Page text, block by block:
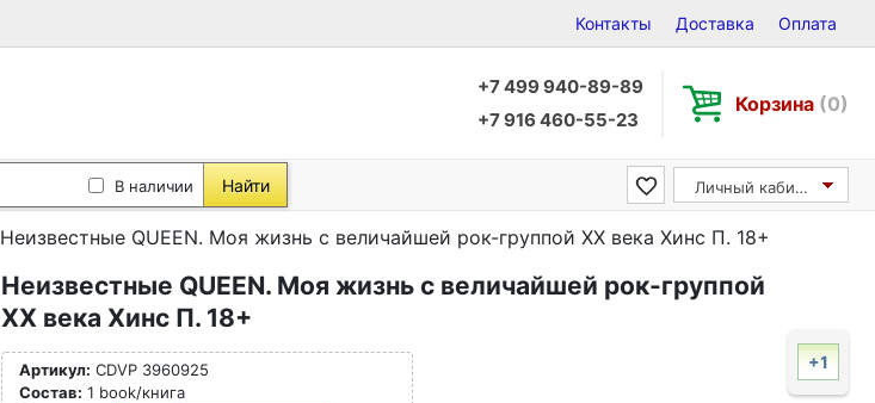
Контакты Доставка Оплата
+7 499 940-89-89
+7 916 460-55-23
Корзина (0)
В наличии Найти Личный кабинет
Неизвестные QUEEN. Моя жизнь с величайшей рок-группой XX века Хинс П. 18+
Неизвестные QUEEN. Моя жизнь с величайшей рок-группой
XX века Хинс П. 18+
Артикул: CDVP 3960925
Состав: 1 book/книга
+1